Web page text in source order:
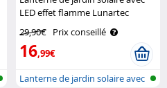
LED effet flamme Lunartec
29,90€ Prix conseillé
16,99€
Lanterne de jardin solaire avec